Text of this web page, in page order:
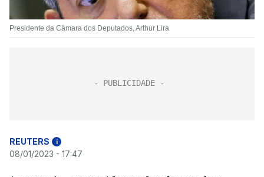
Presidente da Câmara dos Deputados, Arthur Lira
REUTERS i
08/01/2023 - 17:47